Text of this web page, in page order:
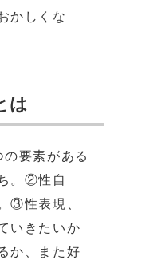
かしくな
は
要素がある
。②性自
③性表現、
いきたいか
か、また好